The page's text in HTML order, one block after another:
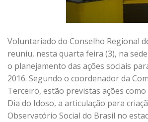
Voluntariado do Conselho Regional
reuniu, nesta quarta feira (3), na sede
o planejamento das ações sociais
2016. Segundo o coordenador da
Terceiro, estão previstas ações
Dia do Idoso, a articulação para
Observatório Social do Brasil no